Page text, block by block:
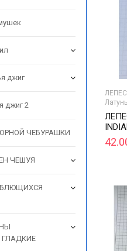
Латунь
джиг
джиг 2
ЧЕБУРАШКИ
ЧЕШУЯ